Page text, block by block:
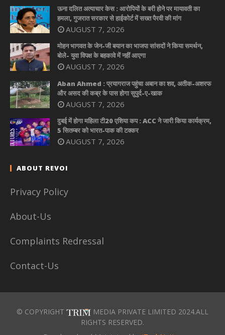
ऊना दलित अत्याचार केस : आरोपियों के बरी होने पर मायावती का
हमला, गुजरात सरकार से हाईकोर्ट में सख्त पैरवी की मांग
AUGUST 7, 2026
मोहन भागवत के जेन-जी बयान का भाजपा सांसदों ने किया समर्थन,
बोले- युवा विपक्ष के बहकावे में नहीं आएगा
AUGUST 7, 2026
Aban Ahmed : प्रयागराज पहुंचा अबान का शव, अतीक-अशरफ
और असद की कब्र के पास होगा सुपुर्द-ए-खाक
AUGUST 7, 2026
दुबई में होगा महिला टी20 एशिया कप : ACC ने जारी किया कार्यक्रम,
5 सितम्बर को भारत-पाक की टक्कर
AUGUST 7, 2026
ABOUT REVOI
Privacy Policy
About-Us
Complaints Redressal
Contact-Us
© COPYRIGHT
MEDIA PRIVATE LIMITED 2024.ALL
RIGHTS RESERVED.